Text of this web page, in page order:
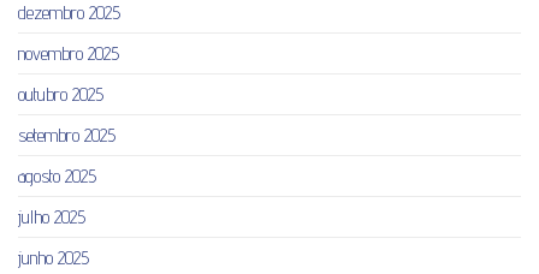
dezembro 2025
novembro 2025
outubro 2025
setembro 2025
agosto 2025
julho 2025
junho 2025